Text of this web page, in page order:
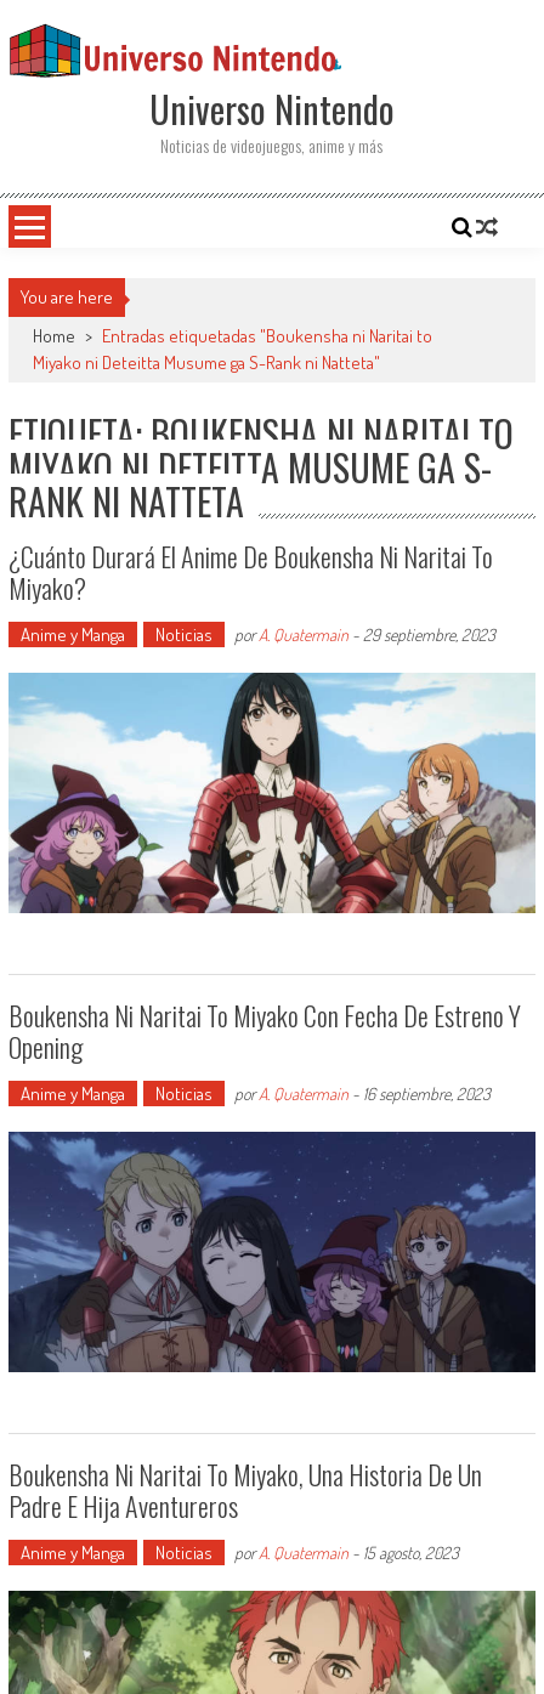
Universo Nintendo
Noticias de videojuegos, anime y más
You are here
Home > Entradas etiquetadas "Boukensha ni Naritai to
Miyako ni Deteitta Musume ga S-Rank ni Natteta"
ETIQUETA: BOUKENSHA NI NARITAI TO
MIYAKO NI DETEITTA MUSUME GA S-
RANK NI NATTETA
¿Cuánto Durará El Anime De Boukensha Ni Naritai To
Miyako?
Anime y Manga Noticias porA. Quatermain- 29 septiembre, 2023
Boukensha Ni Naritai To Miyako Con Fecha De Estreno Y
Opening
Anime y Manga Noticias porA. Quatermain- 16 septiembre, 2023
Boukensha Ni Naritai To Miyako, Una Historia De Un
Padre E Hija Aventureros
Anime y Manga Noticias porA. Quatermain- 15 agosto, 2023